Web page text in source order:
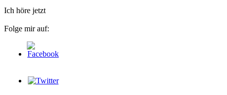
Ich höre jetzt
Folge mir auf: